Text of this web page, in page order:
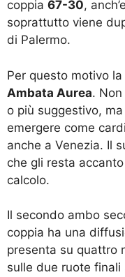
coppia 67-30,
soprattutto viene
di Palermo.
Per questo motivo
Ambata Aurea. Non
o più suggestivo,
emergere come
anche a Venezia. Il
che gli resta
calcolo.
Il secondo ambo
coppia ha una
presenta su quattro
sulle due ruote